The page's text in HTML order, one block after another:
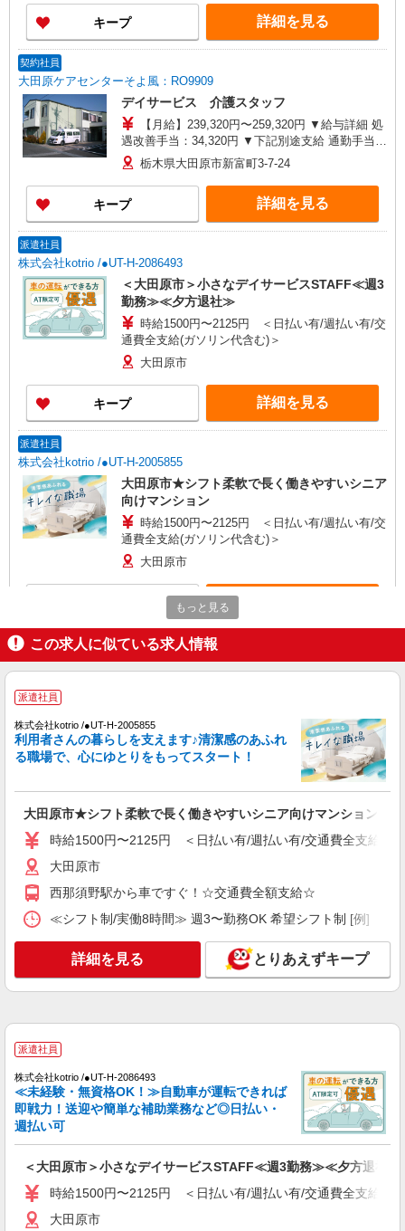
遇改善手当は試用期間中(3ヶ月)は支給なし
キープ 詳細を見る
契約社員
大田原ケアセンターそよ風：RO9909
デイサービス 介護スタッフ
【月給】239,320円〜259,320円 ▼給与詳細 処
遇改善手当：34,320円 ▼下記別途支給 通勤手当
年末年始手当：380円/時 寸志あり：年2回（6月・
12月） ※業績による 特別報酬：平均33.8万円（最
高額130万円） ※2025年6月支給実績 ※処遇改善
手当は試用期間中(3ヶ月)は支給なし
栃木県大田原市新富町3-7-24
キープ 詳細を見る
派遣社員
株式会社kotrio /●UT-H-2086493
＜大田原市＞小さなデイサービスSTAFF≪週3
勤務≫≪夕方退社≫
時給1500円〜2125円 ＜日払い有/週払い有/交
通費全支給(ガソリン代含む)＞
大田原市
キープ 詳細を見る
派遣社員
株式会社kotrio /●UT-H-2005855
大田原市★シフト柔軟で長く働きやすいシニア
向けマンション
時給1500円〜2125円 ＜日払い有/週払い有/交
通費全支給(ガソリン代含む)＞
大田原市
派遣社員
株式会社kotrio /●UT-H-2010080
時給1500円〜2125円 ＜日払い有/週払い有/交
通費全支給(ガソリン代含む)＞
大田原市
派遣社員
株式会社ブレイブ（マイナビグループ）/MD09
高齢者向け住宅、グループホームなど様々な勤
務先から選べます。
未経験：時給1350〜1550円（資格・経験によ
る） ◎月収例 時給1750円×1日8時間×22日（週5
日）＝30万8000円 ◆昇給あり ◆支払い方法 ※日
栃木県大田原市 【最寄駅】 ◆JR東北本線「野
崎駅」 ★その他、近隣に多数勤務地あります！
派遣社員
株式会社kotrio /●UT-H-1905882
大田原市▼綺麗なサ高住で生活ケア▼清掃やフ
ロアの巡回など
時給1500円〜2125円 ＜日払い有/週払い有/交
大田原市
キープ
もっと見る
この求人に似ている求人情報
派遣社員
株式会社kotrio /●UT-H-2005855
利用者さんの暮らしを支えます♪清潔感のあふれ
る職場で、心にゆとりをもってスタート！
大田原市★シフト柔軟で長く働きやすいシニア向けマンション
時給1500円〜2125円 ＜日払い有/週払い有/交通費全支給(ガ
大田原市
西那須野駅から車ですぐ！☆交通費全額支給☆
≪シフト制/実働8時間≫ 週3〜勤務OK 希望シフト制 [例] ・
詳細を見る とりあえずキープ
派遣社員
株式会社kotrio /●UT-H-2086493
≪未経験・無資格OK！≫自動車が運転できれば
即戦力！送迎や簡単な補助業務など◎日払い・
週払い可
＜大田原市＞小さなデイサービスSTAFF≪週3勤務≫≪夕方退社≫
時給1500円〜2125円 ＜日払い有/週払い有/交通費全支給(ガ
大田原市